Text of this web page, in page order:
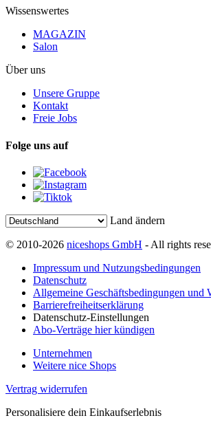
Wissenswertes
MAGAZIN
Salon
Über uns
Unsere Gruppe
Kontakt
Freie Jobs
Folge uns auf
Land ändern
© 2010-2026 niceshops GmbH - All rights
Impressum und Nutzungsbedingungen
Datenschutz
Allgemeine Geschäftsbedingungen und
Barrierefreiheitserklärung
Datenschutz-Einstellungen
Abo-Verträge hier kündigen
Unternehmen
Weitere nice Shops
Vertrag widerrufen
Personalisiere dein Einkaufserlebnis